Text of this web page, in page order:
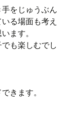
をじゅうぶん
る場面も考え
ます。
も楽しむでし
きます。